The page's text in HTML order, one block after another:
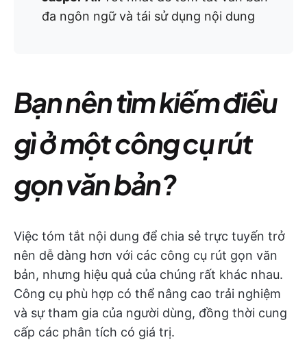
đa ngôn ngữ và tái sử dụng nội dung
Bạn nên tìm kiếm điều
gì ở một công cụ rút
gọn văn bản?
Việc tóm tắt nội dung để chia sẻ trực tuyến trở
nên dễ dàng hơn với các công cụ rút gọn văn
bản, nhưng hiệu quả của chúng rất khác nhau.
Công cụ phù hợp có thể nâng cao trải nghiệm
và sự tham gia của người dùng, đồng thời cung
cấp các phân tích có giá trị.